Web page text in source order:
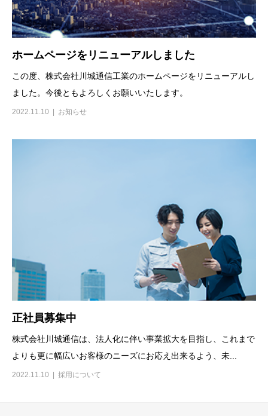
ホームページをリニューアルしました
この度、株式会社川城通信工業のホームページをリニューアルし
ました。今後ともよろしくお願いいたします。
2022.11.10 お知らせ
正社員募集中
株式会社川城通信は、法人化に伴い事業拡大を目指し、これまで
よりも更に幅広いお客様のニーズにお応え出来るよう、未...
2022.11.10 採用について